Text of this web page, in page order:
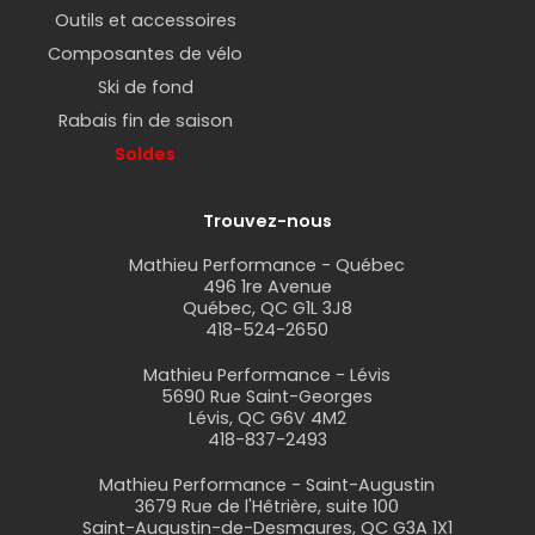
COMMENT CHOISIR UN MIROIR DE VÉLO ?
Le choix d'un miroir de vélo dépendra de vos
importantes à prendre en compte :
Il existe plusieurs types de miroirs de vélo,
notamment ceux qui se fixent au guidon, au
casque ou aux lunettes. Le choix dépendra de vos
préférences personnelles et de ce qui fonctionne
Outils et accessoires
Composantes de vélo
Ski de fond
Rabais fin de saison
Soldes
Trouvez-nous
Mathieu Performance - Québec
496 1re Avenue
Québec, QC G1L 3J8
418-524-2650
Mathieu Performance - Lévis
5690 Rue Saint-Georges
Lévis, QC G6V 4M2
418-837-2493
Mathieu Performance - Saint-Augustin
3679 Rue de l'Hêtrière, suite 100
Saint-Augustin-de-Desmaures, QC G3A 1X1